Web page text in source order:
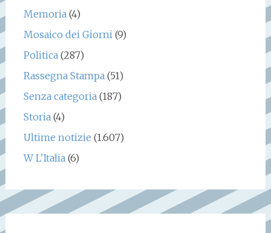
Memoria(4)
Mosaico dei Giorni(9)
Politica(287)
Rassegna Stampa(51)
Senza categoria(187)
Storia(4)
Ultime notizie (1.607)
W L'Italia(6)